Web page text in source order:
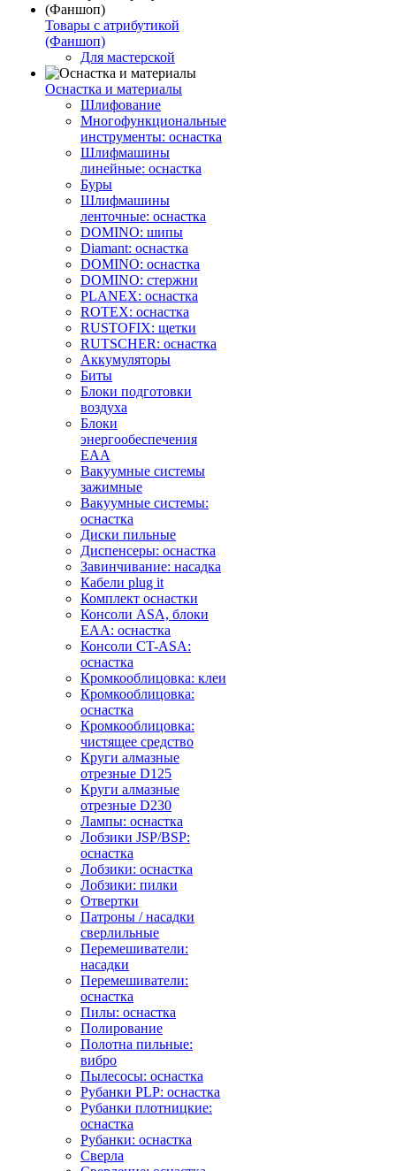
Товары с атрибутикой
(Фаншоп)
Для мастерской
Оснастка и материалы
Шлифование
Многофункциональные
инструменты: оснастка
Шлифмашины
линейные: оснастка
Буры
Шлифмашины
ленточные: оснастка
DOMINO: шипы
Diamant: оснастка
DOMINO: оснастка
DOMINO: стержни
PLANEX: оснастка
ROTEX: оснастка
RUSTOFIX: щетки
RUTSCHER: оснастка
Аккумуляторы
Биты
Блоки подготовки
воздуха
Блоки
энергообеспечения
EAA
Вакуумные системы
зажимные
Вакуумные системы:
оснастка
Диски пильные
Диспенсеры: оснастка
Завинчивание: насадка
Кабели plug it
Комплект оснастки
Консоли ASA, блоки
EAA: оснастка
Консоли CT-ASA:
оснастка
Кромкооблицовка: клеи
Кромкооблицовка:
оснастка
Кромкооблицовка:
чистящее средство
Круги алмазные
отрезные D125
Круги алмазные
отрезные D230
Лампы: оснастка
Лобзики JSP/BSP:
оснастка
Лобзики: оснастка
Лобзики: пилки
Отвертки
Патроны / насадки
сверлильные
Перемешиватели:
насадки
Перемешиватели:
оснастка
Пилы: оснастка
Полирование
Полотна пильные:
вибро
Пылесосы: оснастка
Рубанки PLP: оснастка
Рубанки плотницкие:
оснастка
Рубанки: оснастка
Сверла